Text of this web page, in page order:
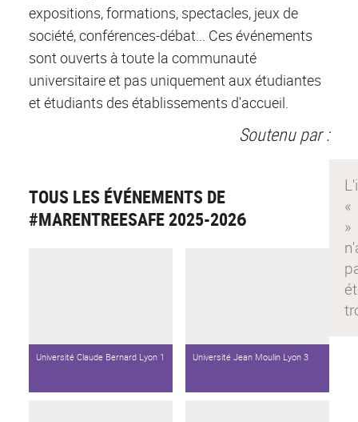
expositions, formations, spectacles, jeux de
société, conférences-débat... Ces événements
sont ouverts à toute la communauté
universitaire et pas uniquement aux étudiantes
et étudiants des établissements d'accueil.
Soutenu par :
TOUS LES ÉVÉNEMENTS DE
#MARENTREESAFE 2025-2026
Université Claude Bernard Lyon 1 Université Jean Moulin Lyon 3